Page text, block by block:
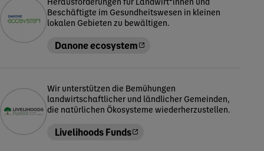
Beschäftigte im Gesundheitswesen in kleinen
lokalen Gebieten zu bewältigen.
Danone ecosystem
Wir unterstützen die Bemühungen
landwirtschaftlicher und ländlicher Gemeinden,
die natürlichen Ökosysteme wiederherzustellen.
Livelihoods Funds